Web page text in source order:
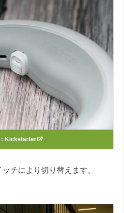
Kickstarter
チにより切り替えます。